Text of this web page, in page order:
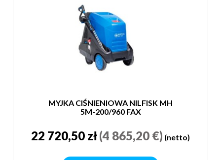
MYJKA CIŚNIENIOWA NILFISK MH
5M-200/960 FAX
22 720,50 zł(4 865,20 €) (netto)